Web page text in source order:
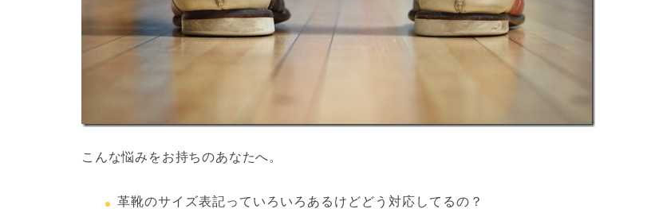
こんな悩みをお持ちのあなたへ。
革靴のサイズ表記っていろいろあるけどどう対応してるの？